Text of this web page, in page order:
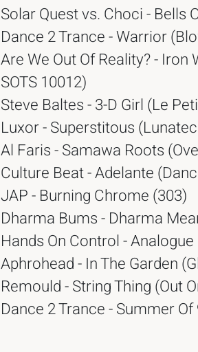
Solar Quest vs. Choci - Bells
Dance 2 Trance - Warrior
Are We Out Of Reality? -
SOTS 10012)
Steve Baltes - 3-D Girl (Le
Luxor - Superstitous
Al Faris - Samawa Roots
Culture Beat - Adelante
JAP - Burning Chrome (303)
Dharma Bums - Dharma
Hands On Control -
Aphrohead - In The Garden
Remould - String Thing (Out
Dance 2 Trance - Summer